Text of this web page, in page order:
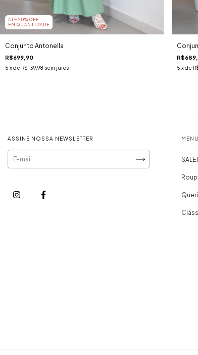
ATÉ 20% OFF
EM QUANTIDADE
Conjunto Antonella
R$699,90
5 x de R$139,98 sem juros 5 x de
ASSINE NOSSA NEWSLETTER MENU
SALE